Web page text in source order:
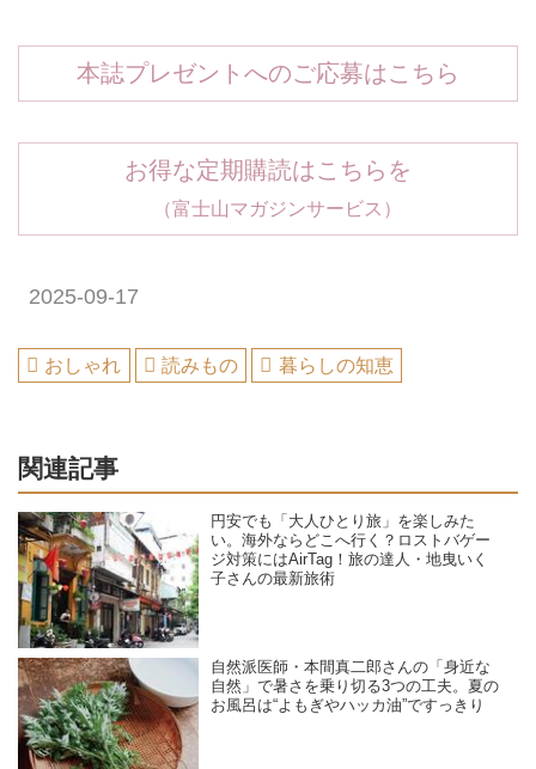
本誌プレゼントへのご応募はこちら
お得な定期購読はこちらを
（富士山マガジンサービス）
2025-09-17
おしゃれ 読みもの 暮らしの知恵
関連記事
円安でも「大人ひとり旅」を楽しみた
い。海外ならどこへ行く？ロストバゲー
ジ対策にはAirTag！旅の達人・地曳いく
子さんの最新旅術
自然派医師・本間真二郎さんの「身近な
自然」で暑さを乗り切る3つの工夫。夏の
お風呂は“よもぎやハッカ油”ですっきり